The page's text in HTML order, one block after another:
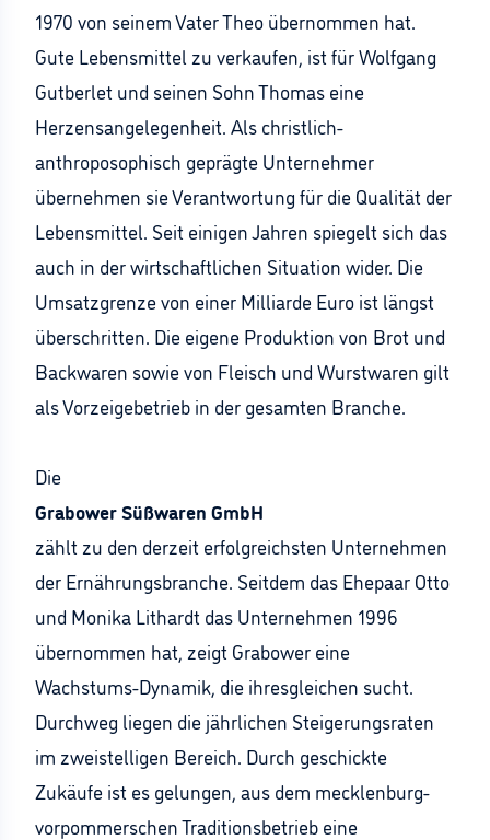
1970 von seinem Vater Theo übernommen hat.
Gute Lebensmittel zu verkaufen, ist für Wolfgang
Gutberlet und seinen Sohn Thomas eine
Herzensangelegenheit. Als christlich-
anthroposophisch geprägte Unternehmer
übernehmen sie Verantwortung für die Qualität der
Lebensmittel. Seit einigen Jahren spiegelt sich das
auch in der wirtschaftlichen Situation wider. Die
Umsatzgrenze von einer Milliarde Euro ist längst
überschritten. Die eigene Produktion von Brot und
Backwaren sowie von Fleisch und Wurstwaren gilt
als Vorzeigebetrieb in der gesamten Branche.
Die
Grabower Süßwaren GmbH
zählt zu den derzeit erfolgreichsten Unternehmen
der Ernährungsbranche. Seitdem das Ehepaar Otto
und Monika Lithardt das Unternehmen 1996
übernommen hat, zeigt Grabower eine
Wachstums-Dynamik, die ihresgleichen sucht.
Durchweg liegen die jährlichen Steigerungsraten
im zweistelligen Bereich. Durch geschickte
Zukäufe ist es gelungen, aus dem mecklenburg-
vorpommerschen Traditionsbetrieb eine